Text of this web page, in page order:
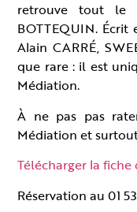
retrouve tout le
BOTTEQUIN.
Alain CARRÉ,
que rare : il est
Médiation.
À ne pas pas
Médiation et
Télécharger la
Réservation au 01